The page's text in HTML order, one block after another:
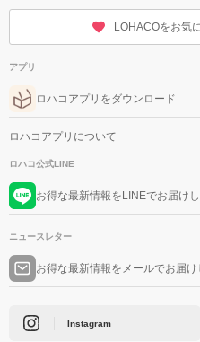
LOHACOをお気
アプリ
ロハコアプリをダウンロード
ロハコアプリについて
ロハコ公式LINE
お得な最新情報をLINEでお届け
ニュースレター
お得な最新情報をメールでお届け
Instagram